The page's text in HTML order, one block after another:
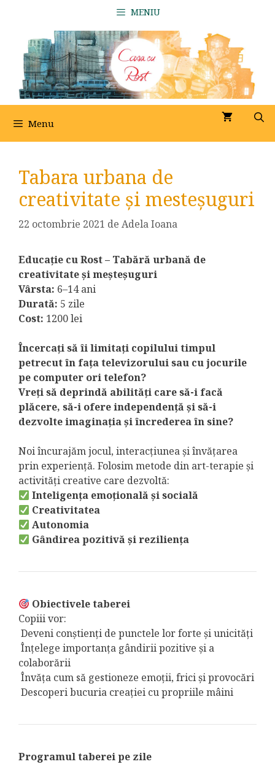
conținut
MENIU
Menu
Tabara urbana de
creativitate și mesteșuguri
22 octombrie 2021 de Adela Ioana
Educație cu Rost – Tabără urbană de
creativitate și meșteșuguri
Vârsta: 6–14 ani
Durată: 5 zile
Cost: 1200 lei
Încercați să îi limitați copilului timpul
petrecut în fața televizorului sau cu jocurile
pe computer ori telefon?
Vreți să deprindă abilități care să-i facă
plăcere, să-i ofere independență și să-i
dezvolte imaginația și încrederea în sine?
Noi încurajăm jocul, interacțiunea și învățarea
prin experiență. Folosim metode din art-terapie și
activități creative care dezvoltă:
Inteligența emoțională și socială
Creativitatea
Autonomia
Gândirea pozitivă și reziliența
Obiectivele taberei
Copiii vor:
Deveni conștienți de punctele lor forte și unicități
Înțelege importanța gândirii pozitive și a
colaborării
Învăța cum să gestioneze emoții, frici și provocări
Descoperi bucuria creației cu propriile mâini
Programul taberei pe zile